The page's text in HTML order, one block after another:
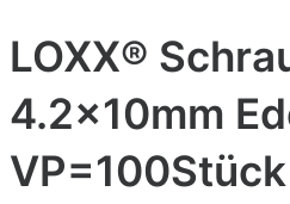
LOXX®
4.2x10mm
VP=100Stück